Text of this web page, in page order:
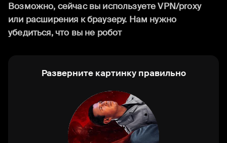
Возможно, сейчас вы используете VPN/proxy
или расширения к браузеру. Нам нужно
убедиться, что вы не робот
Разверните картинку правильно